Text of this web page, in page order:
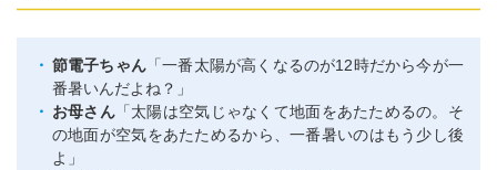
節電子ちゃん 「一番太陽が高くなるのが12時だから今が一
番暑いんだよね？」
お母さん「太陽は空気じゃなくて地面をあたためるの。そ
の地面が空気をあたためるから、一番暑いのはもう少し後
よ」